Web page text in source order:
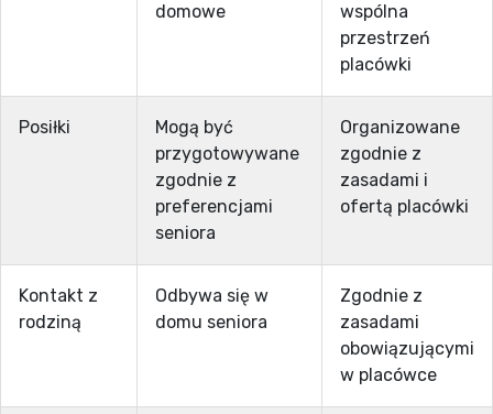
domowe
wspólna
przestrzeń
placówki
Posiłki
Mogą być
przygotowywane
zgodnie z
preferencjami
seniora
Organizowane
zgodnie z
zasadami i
ofertą placówki
Kontakt z
rodziną
Odbywa się w
domu seniora
Zgodnie z
zasadami
obowiązującymi
w placówce